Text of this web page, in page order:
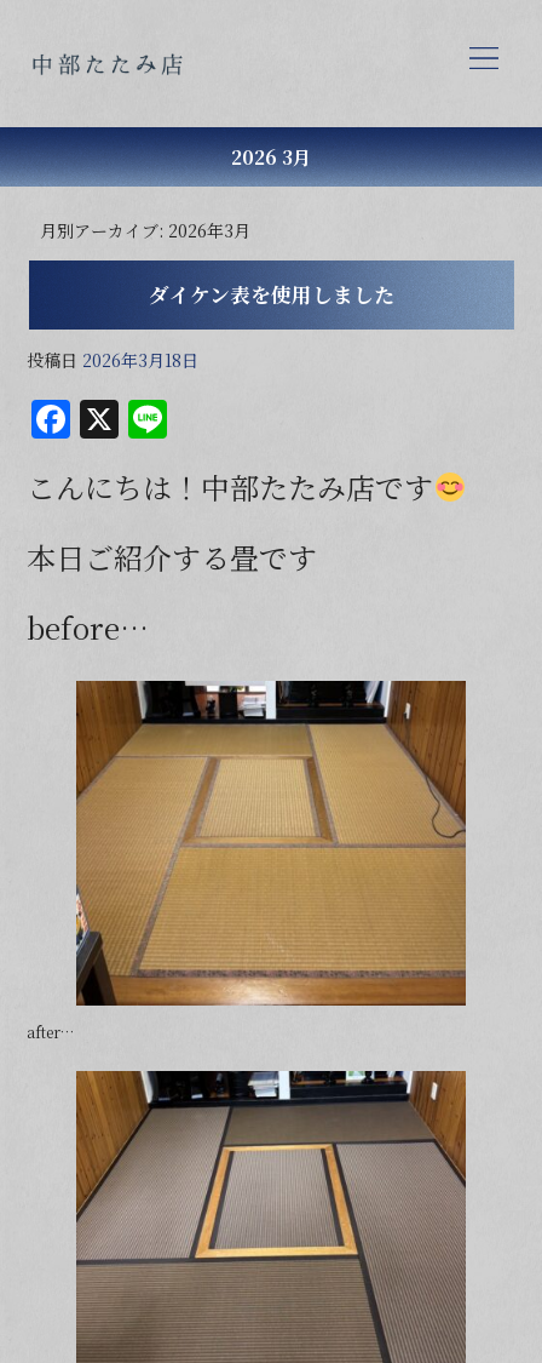
2026 3月
月別アーカイブ: 2026年3月
ダイケン表を使用しました
投稿日 2026年3月18日
F
a
c
e
b
o
o
k
X
e
こんにちは！中部たたみ店です
本日ご紹介する畳です
before…
after…